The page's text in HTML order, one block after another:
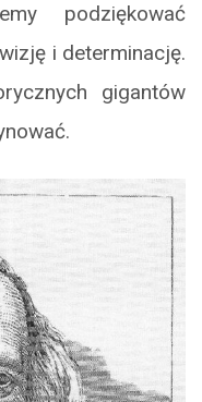
podziękować
i determinację.
gigantów